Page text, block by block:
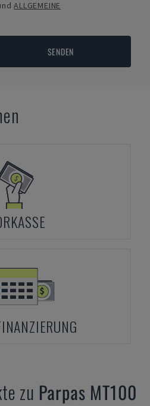
ALLGEMEINE
SENDEN
zu Parpas MT100